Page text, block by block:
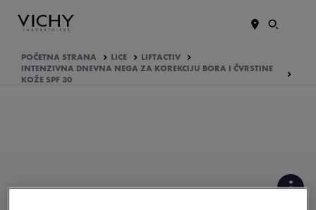
POČETNA STRANA LICE
LIFTACTIV
INTENZIVNA DNEVNA NEGA ZA KOREKCIJU BORA I ČVRSTINE
KOŽE SPF 30